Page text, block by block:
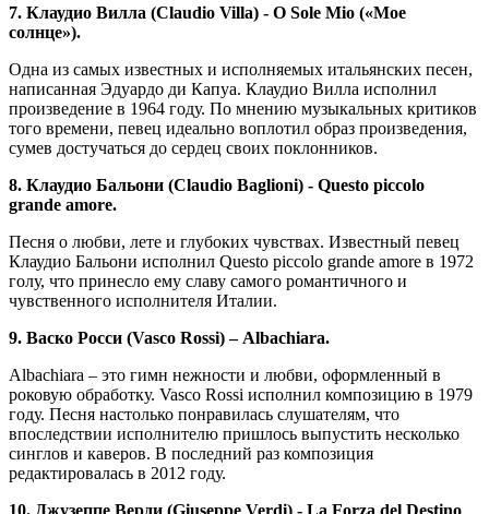
7. Клаудио Вилла (Claudio Villa) - O Sole Mio («Мое
солнце»).
Одна из самых известных и исполняемых итальянских песен,
написанная Эдуардо ди Капуа. Клаудио Вилла исполнил
произведение в 1964 году. По мнению музыкальных критиков
того времени, певец идеально воплотил образ произведения,
сумев достучаться до сердец своих поклонников.
8. Клаудио Бальони (Claudio Baglioni) - Questo piccolo
grande amore.
Песня о любви, лете и глубоких чувствах. Известный певец
Клаудио Бальони исполнил Questo piccolo grande amore в 1972
голу, что принесло ему славу самого романтичного и
чувственного исполнителя Италии.
9. Васко Росси (Vasco Rossi) – Albachiara.
Albachiara – это гимн нежности и любви, оформленный в
роковую обработку. Vasco Rossi исполнил композицию в 1979
году. Песня настолько понравилась слушателям, что
впоследствии исполнителю пришлось выпустить несколько
синглов и каверов. В последний раз композиция
редактировалась в 2012 году.
10. Джузеппе Верди (Giuseppe Verdi) - La Forza del Destino